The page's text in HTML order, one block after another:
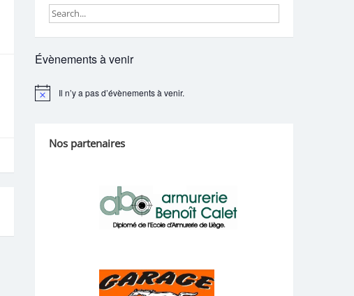
Évènements à venir
Notice Il n’y a pas d’évènements à venir.
Nos partenaires